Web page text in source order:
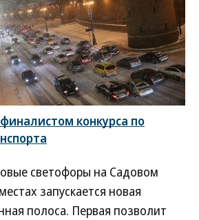
конкурса по
светофоры на Садовом
запускается новая
полоса. Первая позволит